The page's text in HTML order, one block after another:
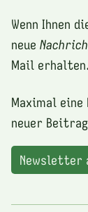
Wenn Ihnen
neue
Mail
Maximal eine
neuer
Newsletter